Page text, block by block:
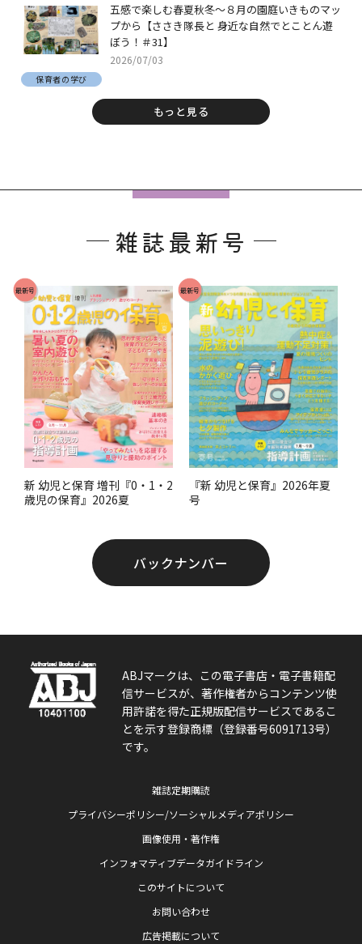
五感で楽しむ春夏秋冬～８月の園庭いきものマッ
プから【ささき隊長と 身近な自然でとことん遊
ぼう！＃31】
2026/07/03
保育者の学び
もっと見る
雑誌最新号
最新号
新 幼児と保育 増刊『0・1・2
歳児の保育』2026夏
最新号
『新 幼児と保育』2026年夏
号
バックナンバー
ABJマークは、この電子書店・電子書籍配
信サービスが、著作権者からコンテンツ使
用許諾を得た正規版配信サービスであるこ
とを示す登録商標（登録番号6091713号）
です。
雑誌定期購読
プライバシーポリシー/ソーシャルメディアポリシー
画像使用・著作権
インフォマティブデータガイドライン
このサイトについて
お問い合わせ
広告掲載について